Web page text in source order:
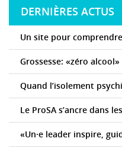
DERNIÈRES ACTUS
Un site pour
Grossesse: «zéro
Quand l’isolement
Le ProSA s’ancre dans
«Un·e leader inspire,